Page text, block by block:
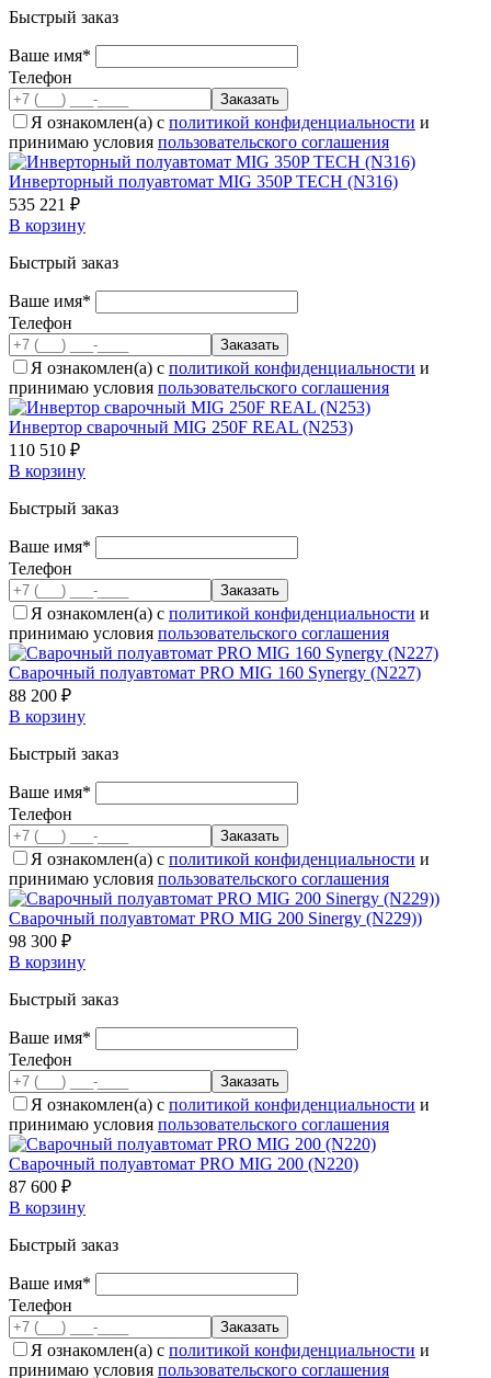
Быстрый заказ
Ваше имя*
Телефон
Я ознакомлен(а) с политикой конфиденциальности и
принимаю условия пользовательского соглашения
Инверторный полуавтомат MIG 350P TECH (N316)
535 221 ₽
В корзину
Быстрый заказ
Ваше имя*
Телефон
Я ознакомлен(а) с политикой конфиденциальности и
принимаю условия пользовательского соглашения
Инвертор сварочный MIG 250F REAL (N253)
110 510 ₽
В корзину
Быстрый заказ
Ваше имя*
Телефон
Я ознакомлен(а) с политикой конфиденциальности и
принимаю условия пользовательского соглашения
Cварочный полуавтомат PRO MIG 160 Synergy (N227)
88 200 ₽
В корзину
Быстрый заказ
Ваше имя*
Телефон
Я ознакомлен(а) с политикой конфиденциальности и
принимаю условия пользовательского соглашения
Cварочный полуавтомат PRO MIG 200 Sinergy (N229))
98 300 ₽
В корзину
Быстрый заказ
Ваше имя*
Телефон
Я ознакомлен(а) с политикой конфиденциальности и
принимаю условия пользовательского соглашения
Cварочный полуавтомат PRO MIG 200 (N220)
87 600 ₽
В корзину
Быстрый заказ
Ваше имя*
Телефон
Я ознакомлен(а) с политикой конфиденциальности и
принимаю условия пользовательского соглашения